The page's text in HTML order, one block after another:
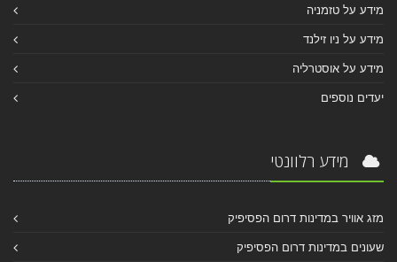
מידע על טזמניה
מידע על ניו זילנד
מידע על אוסטרליה
יעדים נוספים
מידע רלוונטי
מזג אוויר במדינות דרום הפסיפיק
שעונים במדינות דרום הפסיפיק